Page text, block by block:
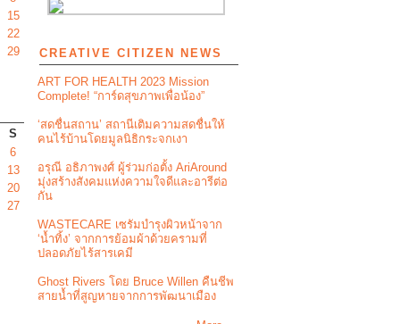
15
22
29
S
6
13
20
27
CREATIVE CITIZEN NEWS
ART FOR HEALTH 2023 Mission
Complete! “การ์ดสุขภาพเพื่อน้อง”
‘สดชื่นสถาน’ สถานีเติมความสดชื่นให้
คนไร้บ้านโดยมูลนิธิกระจกเงา
อรุณี อธิภาพงศ์ ผู้ร่วมก่อตั้ง AriAround
มุ่งสร้างสังคมแห่งความใจดีและอารีต่อ
กัน
WASTECARE เซรัมบำรุงผิวหน้าจาก
‘น้ำทิ้ง’ จากการย้อมผ้าด้วยครามที่
ปลอดภัยไร้สารเคมี
Ghost Rivers โดย Bruce Willen คืนชีพ
สายน้ำที่สูญหายจากการพัฒนาเมือง